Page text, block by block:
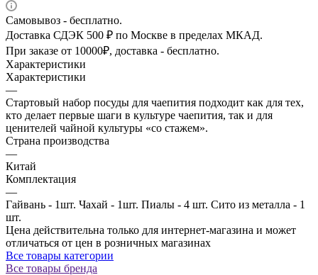
Самовывоз - бесплатно.
Доставка СДЭК 500 ₽ по Москве в пределах МКАД.
При заказе от 10000₽, доставка - бесплатно.
Характеристики
Характеристики
—
Стартовый набор посуды для чаепития подходит как для тех,
кто делает первые шаги в культуре чаепития, так и для
ценителей чайной культуры «со стажем».
Страна производства
—
Китай
Комплектация
—
Гайвань - 1шт. Чахай - 1шт. Пиалы - 4 шт. Сито из металла - 1
шт.
Цена действительна только для интернет-магазина и может
отличаться от цен в розничных магазинах
Все товары категории
Все товары бренда